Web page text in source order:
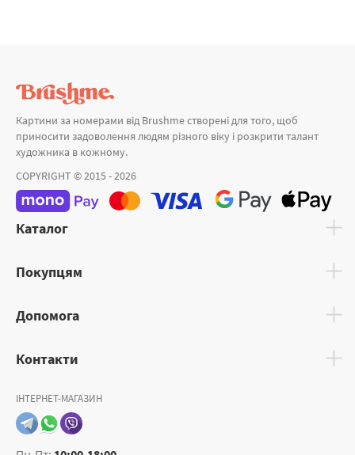
Картини за номерами від Brushme створені для того, щоб
приносити задоволення людям різного віку і розкрити талант
художника в кожному.
COPYRIGHT © 2015 - 2026
Каталог
Покупцям
Допомога
Контакти
ІНТЕРНЕТ-МАГАЗИН